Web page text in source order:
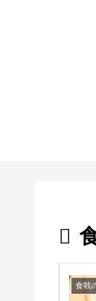
食戟